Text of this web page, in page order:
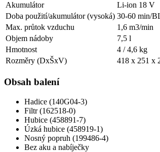
Akumulátor
Li-ion 18 V
Doba použití/akumulátor (vysoká) 30-60 min/
Max. průtok vzduchu
1,6 m3/min
Objem nádoby
7,5 l
Hmotnost
4 / 4,6 kg
Rozměry (DxŠxV)
418 x 251 x
Obsah balení
Hadice (140G04-3)
Filtr (162518-0)
Hubice (458891-7)
Úzká hubice (458919-1)
Nosný popruh (199486-4)
Bez aku a nabíječky